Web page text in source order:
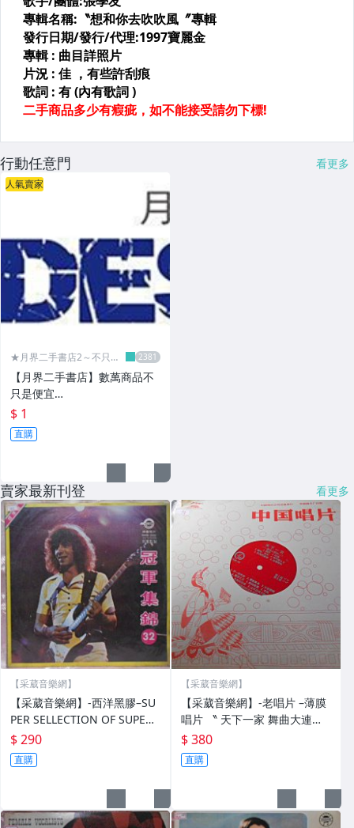
行動任意門 看更多
人氣賣家
★月界二手書店2～不只是
【月界二手書店】數萬商品不
只是便宜…
$ 1
直購
賣家最新刊登 看更多
【采葳音樂網】
【采葳音樂網】-西洋黑膠–SU
PER SELLECTION OF SUPERH
ITS〝冠軍集錦(三十二)〞971
$ 290
直購
【采葳音樂網】
【采葳音樂網】-老唱片 –薄膜
唱片 〝 天下一家 舞曲大連唱
$ 380
直購